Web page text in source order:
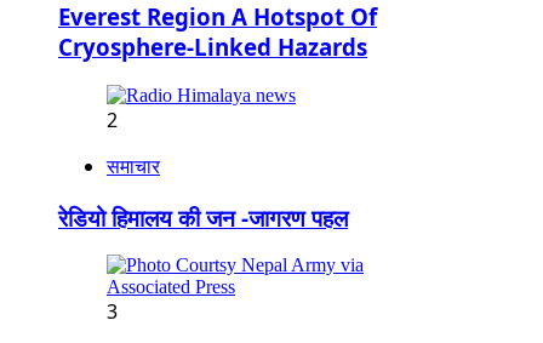
Everest Region A Hotspot Of
Cryosphere-Linked Hazards
2
समाचार
रेडियो हिमालय की जन -जागरण पहल
3